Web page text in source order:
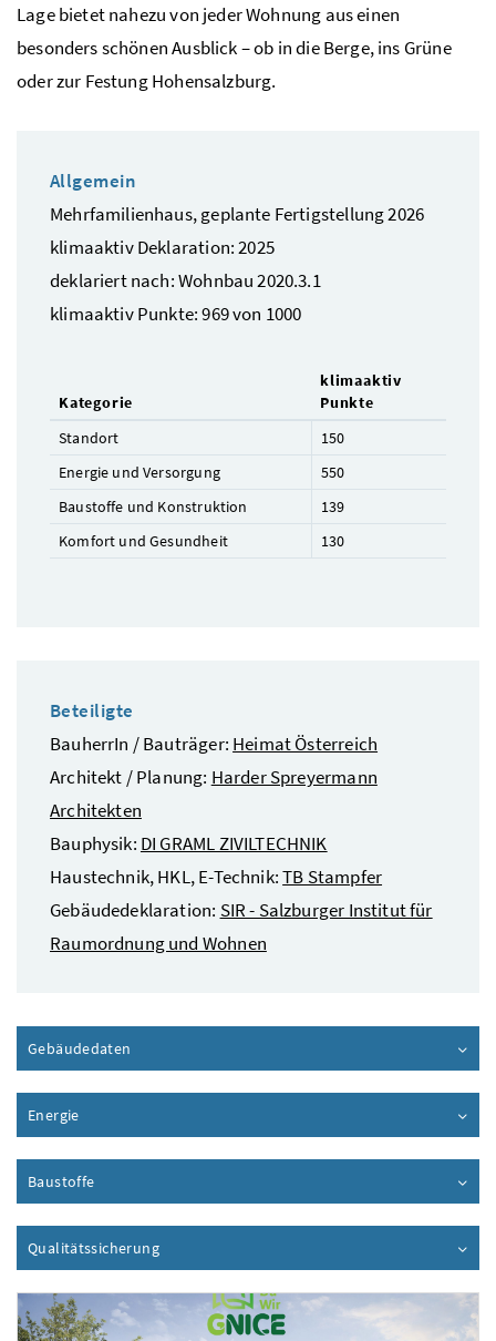
Lage bietet nahezu von jeder Wohnung aus einen
besonders schönen Ausblick – ob in die Berge, ins Grüne
oder zur Festung Hohensalzburg.
Allgemein
Mehrfamilienhaus, geplante Fertigstellung 2026
klimaaktiv Deklaration: 2025
deklariert nach: Wohnbau 2020.3.1
klimaaktiv Punkte: 969 von 1000
Kategorie
klimaaktiv
Punkte
Standort
150
Energie und Versorgung
550
Baustoffe und Konstruktion
139
Komfort und Gesundheit
130
Beteiligte
BauherrIn / Bauträger: Heimat Österreich
Architekt / Planung: Harder Spreyermann
Architekten
Bauphysik: DI GRAML ZIVILTECHNIK
Haustechnik, HKL, E-Technik:TB Stampfer
Gebäudedeklaration: SIR - Salzburger Institut für
Raumordnung und Wohnen
Gebäudedaten
Energie
Baustoffe
QualitätssicherungInhalt aufklappen